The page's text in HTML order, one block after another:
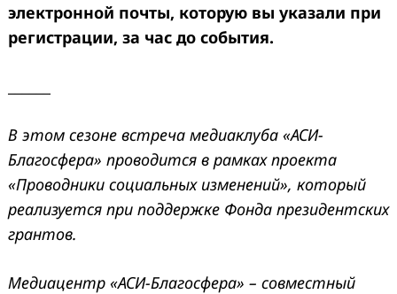
электронной почты, которую вы указали при
регистрации, за час до события.
В этом сезоне встреча медиаклуба «АСИ-
Благосфера» проводится в рамках проекта
«Проводники социальных изменений», который
реализуется при поддержке Фонда президентских
грантов.
Медиацентр «АСИ-Благосфера» – совместный